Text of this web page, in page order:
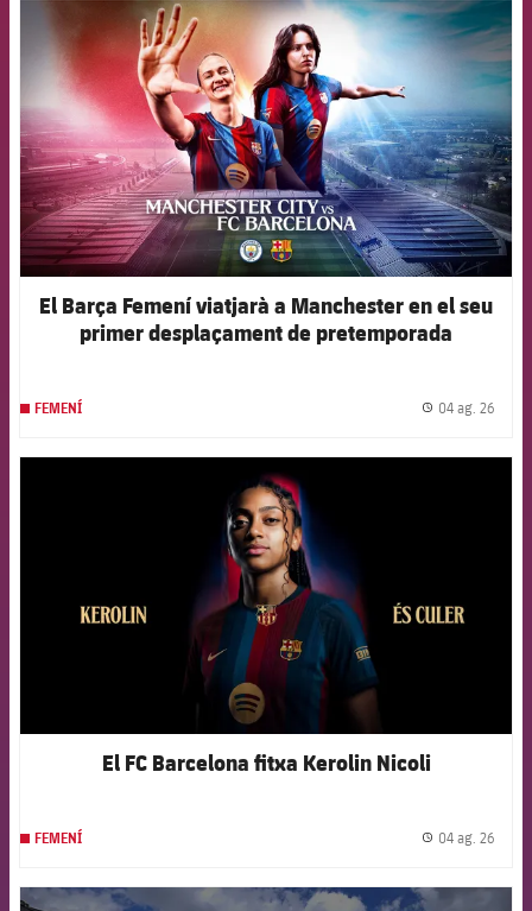
FCB Barcelona badge
El Barça Femení viatjarà a Manchester en el seu
primer desplaçament de pretemporada
FEMENÍ 04 ag. 26
El FC Barcelona fitxa Kerolin Nicoli
FEMENÍ 04 ag. 26
FCB Barcelona badge